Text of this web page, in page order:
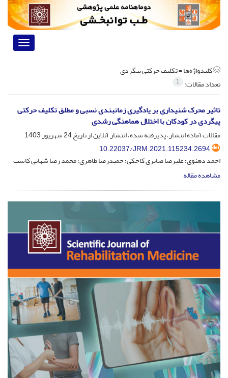
Toggle
کلیدواژه‌ها =تکلیف حرکتی پیگردی
تعداد مقالات: 1
تاثیر محرک شنیداری بر یادگیری زمانبندی نسبی و مطلق تکلیف حرکتی
پیگردی در کودکان با اختلال هماهنگی رشدی
مقالات آماده انتشار، پذیرفته شده، انتشار آنلاین از تاریخ24 شهریور 1403
10.22037/JRM.2021.115234.2694
احمد دهنوی؛ علیرضا صابری کاخکی؛ حمیدرضا طاهری؛ محمد رضا شهابی کاسب
مشاهده مقاله